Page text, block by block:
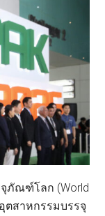
ภัณฑ์โลก (World
อุตสาหกรรมบรรจุ